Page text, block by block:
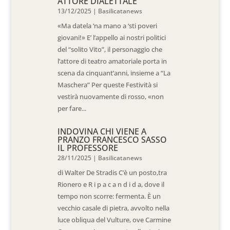
13/12/2025 | Basilicatanews
«Ma datela ‘na mano a ‘sti poveri
giovani!» E’ l’appello ai nostri politici
del “solito Vito”, il personaggio che
l’attore di teatro amatoriale porta in
scena da cinquant’anni, insieme a “La
Maschera” Per queste Festività si
vestirà nuovamente di rosso, «non
per fare...
INDOVINA CHI VIENE A
PRANZO FRANCESCO SASSO
IL PROFESSORE
28/11/2025 | Basilicatanews
di Walter De Stradis C’è un posto,tra
Rionero e R i p a c a n d i d a, dove il
tempo non scorre: fermenta. È un
vecchio casale di pietra, avvolto nella
luce obliqua del Vulture, ove Carmine